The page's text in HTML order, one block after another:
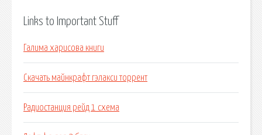
Links to Important Stuff
Галима харисова книги
Скачать майнкрафт гэлакси торрент
Радиостанция рейд 1 схема